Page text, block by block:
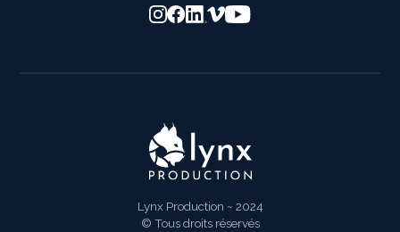
Lynx Production ~ 2024
© Tous droits réservés